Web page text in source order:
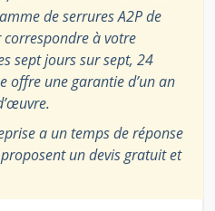
de serrures A2P de
à votre
sept jours sur sept, 24
offre une garantie d’un an
a un temps de réponse
un devis gratuit et